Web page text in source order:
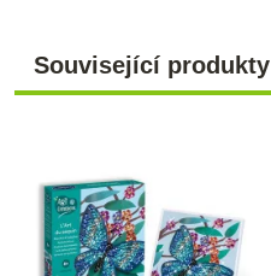
Související produkty